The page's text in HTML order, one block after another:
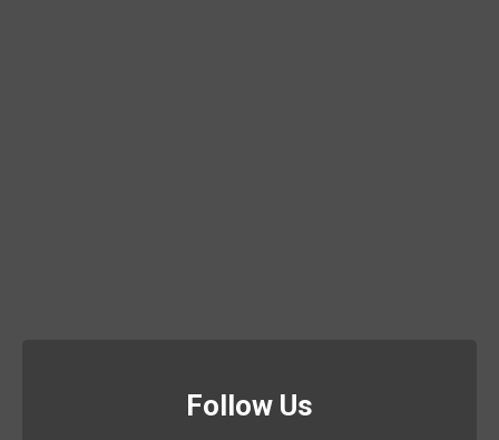
Follow Us